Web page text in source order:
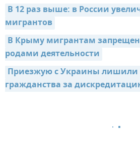
В 12 раз выше: в России
мигрантов
В Крыму мигрантам
родами деятельности
Приезжую с Украины лишили
гражданства за